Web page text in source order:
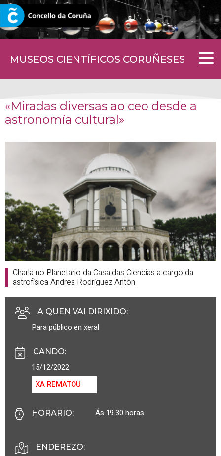
MUSEOS CIENTÍFICOS CORUÑESES
CORUNA.GAL
«Miradas diversas ao ceo desde a
astronomía cultural»
Charla no Planetario da Casa das Ciencias a cargo da
astrofísica Andrea Rodríguez Antón.
A QUEN VAI DIRIXIDO:
Para público en xeral
CANDO:
15/12/2022
XA REMATOU
HORARIO: Ás 19.30 horas
ENDEREZO: